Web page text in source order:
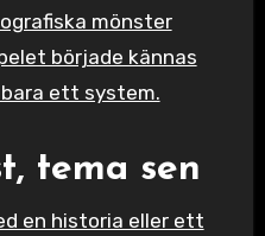
mönster
började kännas
ett system.
tema sen
en historia eller ett